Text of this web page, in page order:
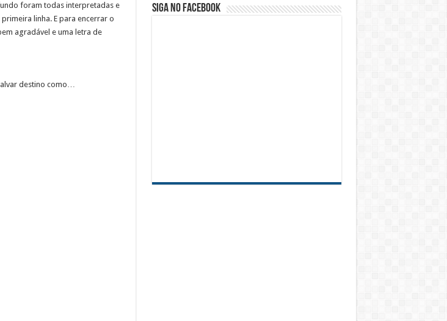
foram todas interpretadas e
linha. E para encerrar o
agradável e uma letra de
destino como…
Siga no facebook